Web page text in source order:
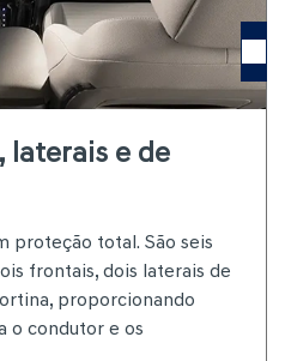
laterais e de
proteção total. São seis
frontais, dois laterais de
proporcionando
o condutor e os